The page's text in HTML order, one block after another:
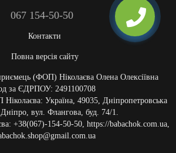
067 154-50-50
Контакти
Повна версія сайту
(ФОП) Ніколаєва Олена Олексіївна
за ЄДРПОУ: 2491100708
Україна, 49035, Дніпропетровська
вул. Флангова, буд. 74/1.
+38(067)-154-50-50, https://babachok.com.ua,